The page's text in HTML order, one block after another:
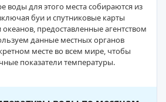
воды для этого места собираются из
буи и спутниковые карты
предоставленные агентством
данные местных органов
месте во всем мире, чтобы
показатели температуры.